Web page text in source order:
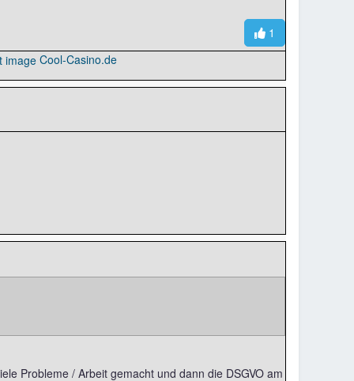
1
Cool-Casino.de
Probleme / Arbeit gemacht und dann die DSGVO am